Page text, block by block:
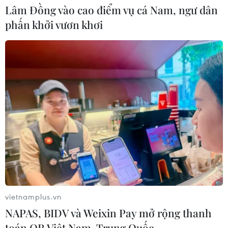
Mỹ chuẩn bị áp thuế 15% nguyên liệu
then chốt sản xuất pin mặt trời
Giá vàng trong nước tiếp tục tăng,
SJC lên ngưỡng 143,3 triệu đồng mỗi
lượng
06/08/2026 02:12
Xem thêm
Lâm Đồng vào cao điểm vụ cá Nam, ngư dân
phấn khởi vươn khơi
vietnamplus.vn
NAPAS, BIDV và Weixin Pay mở rộng thanh